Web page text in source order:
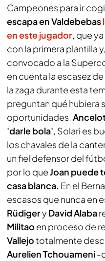
Campeones para ir
escapa en Valdebebas
en este jugador, que
con la primera plantilla
convocado a la
en cuenta la escasez
la zaga durante esta
preguntan qué hubiera
oportunidades.
'darle bola', Solari es
los chavales de la
un fiel defensor del
por lo queJoan puede
casa blanca. En el
escasos que nunca en
Rüdigery DavidAlaba
Militao en proceso de
Vallejototalmente
AurelienTchouameni-